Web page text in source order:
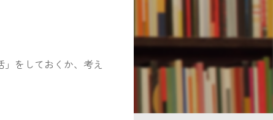
をしておくか、考え